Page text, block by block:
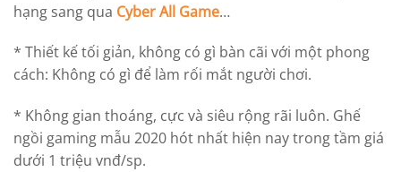
hạng sang qua Cyber All Game…
* Thiết kế tối giản, không có gì bàn cãi với một phong
cách: Không có gì để làm rối mắt người chơi.
* Không gian thoáng, cực và siêu rộng rãi luôn. Ghế
ngồi gaming mẫu 2020 hót nhất hiện nay trong tầm giá
dưới 1 triệu vnđ/sp.